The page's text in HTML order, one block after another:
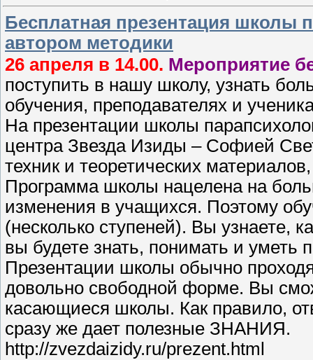
Бесплатная презентация школы
автором методики
26 апреля в 14.00. Мероприятие
поступить в нашу школу, узнать
обучения, преподавателях и
На презентации школы
центра Звезда Изиды – Софией
техник и теоретических
Программа школы нацелена на
изменения в учащихся. Поэтому
(несколько ступеней). Вы узнаете,
вы будете знать, понимать и уметь
Презентации школы обычно
довольно свободной форме. Вы
касающиеся школы. Как правило,
сразу же дает полезные ЗНАНИЯ.
http://zvezdaizidy.ru/prezent.html